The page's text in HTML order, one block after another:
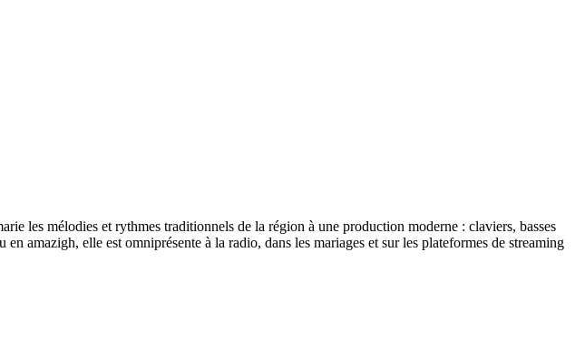
les mélodies et rythmes traditionnels de la région à une production moderne : claviers, basses
amazigh, elle est omniprésente à la radio, dans les mariages et sur les plateformes de streaming